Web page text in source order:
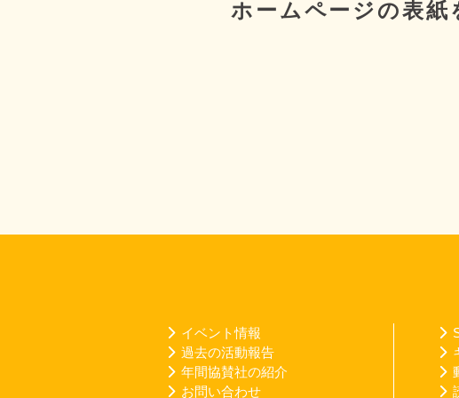
ホームページの表紙
イベント情報
過去の活動報告
年間協賛社の紹介
お問い合わせ